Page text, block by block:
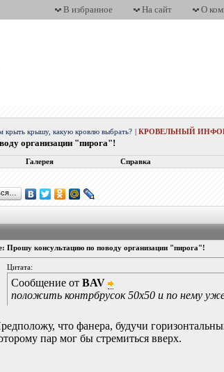
В избранное На сайт О
крыть крышу, какую кровлю выбрать? |КРОВЕЛЬНЫЙ
организации "пирога"!
Галерея Справка
Прошу консультацию по поводу организации "пирога"!
Цитата:
Сообщение отBAV
положить контрбрусок 50х50 и по нему
что фанера, будучи
пар мог бы стремиться вверх.